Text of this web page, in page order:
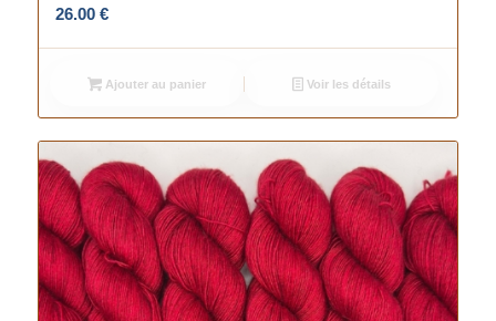
26.00 €
Ajouter au panier Voir les détails